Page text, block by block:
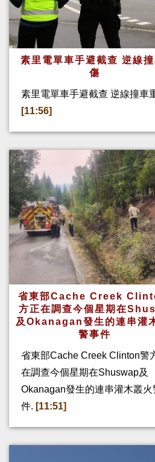
素里電單車手避截查 逆線
傷
素里電單車手避截查 逆線撞車
[11:56]
省東部Cache Creek
方正在調查今個星期在
及Okanagan發生的連串灌
警事件
省東部Cache Creek Clinton警
在調查今個星期在Shuswap及
Okanagan發生的連串灌木叢火
件. [11:51]